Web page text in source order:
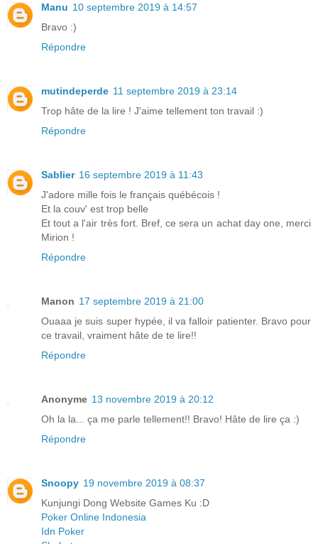
Manu 10 septembre 2019 à 14:57
Bravo :)
Répondre
mutindeperde 11 septembre 2019 à 23:14
Trop hâte de la lire ! J'aime tellement ton travail :)
Répondre
Sablier 16 septembre 2019 à 11:43
J'adore mille fois le français québécois !
Et la couv' est trop belle
Et tout a l'air très fort. Bref, ce sera un achat day one, merci
Mirion !
Répondre
Manon 17 septembre 2019 à 21:00
Ouaaa je suis super hypée, il va falloir patienter. Bravo pour
ce travail, vraiment hâte de te lire!!
Répondre
Anonyme 13 novembre 2019 à 20:12
Oh la la... ça me parle tellement!! Bravo! Hâte de lire ça :)
Répondre
Snoopy 19 novembre 2019 à 08:37
Kunjungi Dong Website Games Ku :D
Poker Online Indonesia
Idn Poker